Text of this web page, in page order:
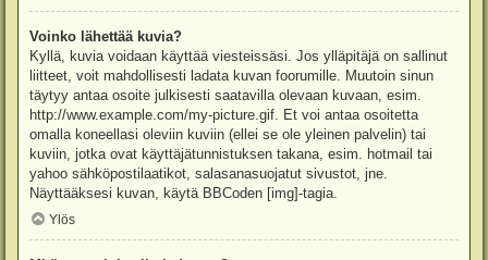
Voinko lähettää kuvia?
Kyllä, kuvia voidaan käyttää viesteissäsi. Jos ylläpitäjä on sallinut
liitteet, voit mahdollisesti ladata kuvan foorumille. Muutoin sinun
täytyy antaa osoite julkisesti saatavilla olevaan kuvaan, esim.
http://www.example.com/my-picture.gif. Et voi antaa osoitetta
omalla koneellasi oleviin kuviin (ellei se ole yleinen palvelin) tai
kuviin, jotka ovat käyttäjätunnistuksen takana, esim. hotmail tai
yahoo sähköpostilaatikot, salasanasuojatut sivustot, jne.
Näyttääksesi kuvan, käytä BBCoden [img]-tagia.
Ylös